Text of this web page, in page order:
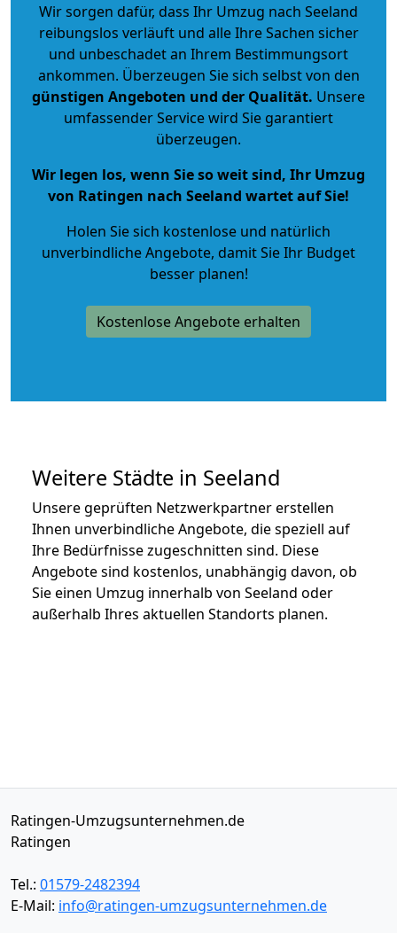
Wir sorgen dafür, dass Ihr Umzug nach Seeland
reibungslos verläuft und alle Ihre Sachen sicher
und unbeschadet an Ihrem Bestimmungsort
ankommen. Überzeugen Sie sich selbst von den
günstigen Angeboten und der Qualität. Unsere
umfassender Service wird Sie garantiert
überzeugen.
Wir legen los, wenn Sie so weit sind, Ihr Umzug
von Ratingen nach Seeland wartet auf Sie!
Holen Sie sich kostenlose und natürlich
unverbindliche Angebote, damit Sie Ihr Budget
besser planen!
Kostenlose Angebote erhalten
Weitere Städte in Seeland
Unsere geprüften Netzwerkpartner erstellen
Ihnen unverbindliche Angebote, die speziell auf
Ihre Bedürfnisse zugeschnitten sind. Diese
Angebote sind kostenlos, unabhängig davon, ob
Sie einen Umzug innerhalb von Seeland oder
außerhalb Ihres aktuellen Standorts planen.
Ratingen-Umzugsunternehmen.de
Ratingen
Tel.: 01579-2482394
E-Mail: info@ratingen-umzugsunternehmen.de